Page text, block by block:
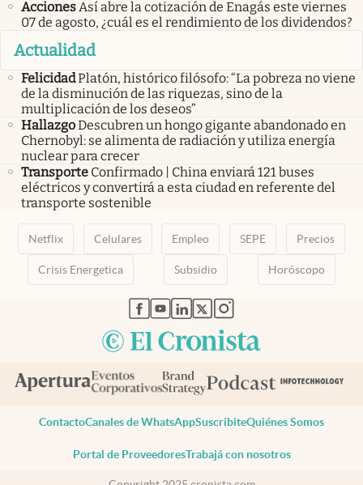
AccionesAsí abre la cotización de Enagás este viernes
07 de agosto, ¿cuál es el rendimiento de los dividendos?
Actualidad
FelicidadPlatón, histórico filósofo: “La pobreza no viene
de la disminución de las riquezas, sino de la
multiplicación de los deseos”
HallazgoDescubren un hongo gigante abandonado en
Chernobyl: se alimenta de radiación y utiliza energía
nuclear para crecer
Transporte Confirmado | China enviará 121 buses
eléctricos y convertirá a esta ciudad en referente del
transporte sostenible
Netflix Celulares Empleo SEPE Precios
Crisis Energetica Subsidio Horóscopo
abre en nueva pestaña
abre en nueva pestaña
abre en nueva pestaña
abre en nueva pestaña
abre en nueva pestaña
ContactoCanales de WhatsAppSuscribiteQuiénes Somos
Portal de ProveedoresTrabajá con nosotros